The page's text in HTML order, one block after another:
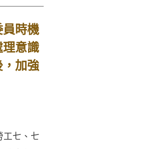
時機
意識
加強
七、七